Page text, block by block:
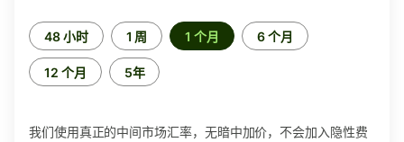
时
间
段
48 小时 1 周 1 个月 6 个月
12 个月 5年
我们使用真正的中间市场汇率，无暗中加价，不会加入隐性费